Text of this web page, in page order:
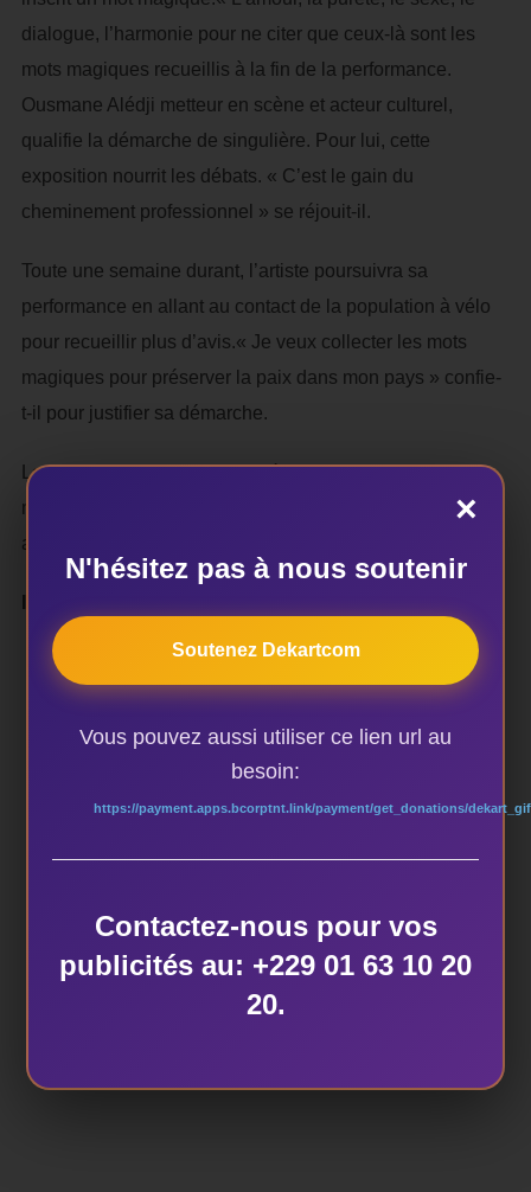
dialogue, l’harmonie pour ne citer que ceux-là sont les
mots magiques recueillis à la fin de la performance.
Ousmane Alédji metteur en scène et acteur culturel,
qualifie la démarche de singulière. Pour lui, cette
exposition nourrit les débats. « C’est le gain du
cheminement professionnel » se réjouit-il.
Toute une semaine durant, l’artiste poursuivra sa
performance en allant au contact de la population à vélo
pour recueillir plus d’avis.« Je veux collecter les mots
magiques pour préserver la paix dans mon pays » confie-
t-il pour justifier sa démarche.
Le souhait de Rafiy est qu’après publication de ses mots
magiques sur les réseaux sociaux, les décideurs et
acteurs politiques se réfèrent à la volonté des citoyens.
ÉCRIT PAR
×
N'hésitez pas à nous soutenir
Soutenez Dekartcom
Vous pouvez aussi utiliser ce lien url au
besoin:
https://payment.apps.bcorptnt.link/payment/get_donations/
Contactez-nous pour vos
publicités au: +229 01 63 10 20
20.